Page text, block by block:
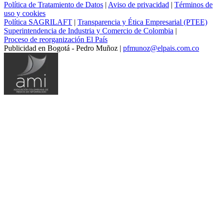
Política de Tratamiento de Datos | Aviso de privacidad | Términos de
uso y cookies
Política SAGRILAFT | Transparencia y Ética Empresarial (PTEE)
Superintendencia de Industria y Comercio de Colombia |
Proceso de reorganización El País
Publicidad en Bogotá - Pedro Muñoz | pfmunoz@elpais.com.co